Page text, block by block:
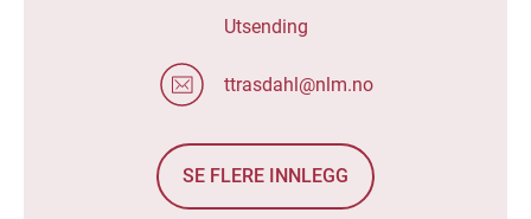
Utsending
ttrasdahl@nlm.no
SE FLERE INNLEGG